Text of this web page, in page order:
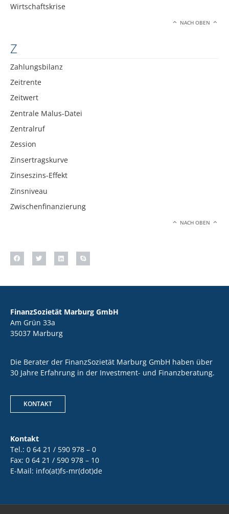
Wirtschaftskrise
NACH OBEN
Z
Zahlungsbilanz
Zeitrente
Zeitwert
Zentrale Malus-Datei
Zentralruf
Zession
Zinsertragskurve
Zinseszins-Effekt
Zinsniveau
Zwischenfinanzierung
NACH OBEN
FinanzSozietät Marburg GmbH
Am Grün 33a
35037 Marburg
Die Berater der FinanzSozietät Marburg GmbH haben über
30 Jahre Erfahrung in der Investment- und Finanzberatung.
KONTAKT
Kontakt
Tel.: 0 64 21 / 590 978 – 0
Fax: 0 64 21 / 590 978 – 10
E-Mail: info(at)fs-mr(dot)de